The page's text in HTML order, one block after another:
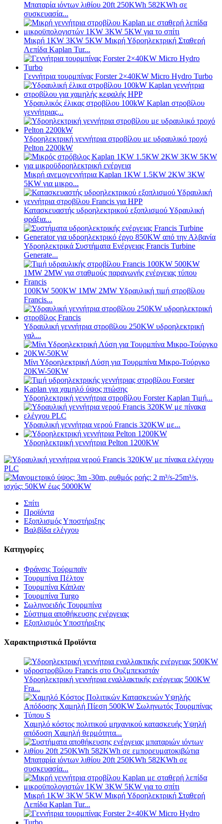
Μπαταρία ιόντων λιθίου 20ft 250KWh 582KWh σε
συσκευασία...
Μικρή 1KW 3KW 5KW Μικρή Υδροηλεκτρική Σταθερή
Λεπίδα Kaplan Tur...
Γεννήτρια τουρμπίνας Forster 2×40KW Micro Hydro Turbo
Υδραυλικός έλικας στροβίλου 100kW Kaplan στροβίλου
γεννήτριας...
Υδροηλεκτρική γεννήτρια στροβίλου με υδραυλικό τροχό
Pelton 2200kW
Μικρή ανεμογεννήτρια Kaplan 1KW 1.5KW 2KW 3KW
5KW για μικρο...
Κατασκευαστής υδροηλεκτρικού εξοπλισμού Υδραυλική
φράξια...
Υδροηλεκτρικά Συστήματα Ενέργειας Francis Turbine
Generate...
100KW 500KW 1MW 2MW Υδραυλική τιμή στροβίλου
Francis...
Υδραυλική γεννήτρια στροβίλου 250KW υδροηλεκτρική
γαλ...
Μίνι Υδροηλεκτρική Λύση για Τουρμπίνα Μικρο-Τούργκο
20KW-50KW
Υδροηλεκτρική γεννήτρια στροβίλου Forster Kaplan Τιμή...
Υδραυλική γεννήτρια νερού Francis 320KW με...
Υδροηλεκτρική γεννήτρια Pelton 1200KW
Σπίτι
Προϊόντα
Εξοπλισμός Υποστήριξης
Βαλβίδα ελέγχου
Κατηγορίες
Φράνσις Τούρμπαϊν
Τουρμπίνα Πέλτον
Τουρμπίνα Κάπλαν
Τουρμπίνα Turgo
Σωληνοειδής Τουρμπίνα
Σύστημα αποθήκευσης ενέργειας
Εξοπλισμός Υποστήριξης
Χαρακτηριστικά Προϊόντα
Υδροηλεκτρική γεννήτρια εναλλακτικής ενέργειας 500KW
Fra...
Χαμηλό κόστος πολιτικού μηχανικού κατασκευής Υψηλή
απόδοση Χαμηλή θερμότητα...
Μπαταρία ιόντων λιθίου 20ft 250KWh 582KWh σε
συσκευασία...
Μικρή 1KW 3KW 5KW Μικρή Υδροηλεκτρική Σταθερή
Λεπίδα Kaplan Tur...